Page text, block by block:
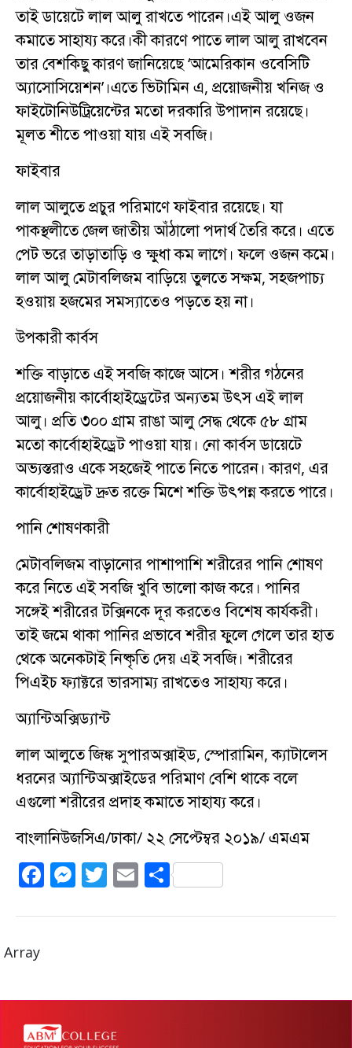
তাই ডায়েটে লাল আলু রাখতে পারেন।এই আলু ওজন
কমাতে সাহায্য করে।কী কারণে পাতে লাল আলু রাখবেন
তার বেশকিছু কারণ জানিয়েছে ‘আমেরিকান ওবেসিটি
অ্যাসোসিয়েশন’।এতে ভিটামিন এ, প্রয়োজনীয় খনিজ ও
ফাইটোনিউট্রিয়েন্টের মতো দরকারি উপাদান রয়েছে।
মূলত শীতে পাওয়া যায় এই সবজি।
ফাইবার
লাল আলুতে প্রচুর পরিমাণে ফাইবার রয়েছে। যা
পাকস্থলীতে জেল জাতীয় আঁঠালো পদার্থ তৈরি করে। এতে
পেট ভরে তাড়াতাড়ি ও ক্ষুধা কম লাগে। ফলে ওজন কমে।
লাল আলু মেটাবলিজম বাড়িয়ে তুলতে সক্ষম, সহজপাচ্য
হওয়ায় হজমের সমস্যাতেও পড়তে হয় না।
উপকারী কার্বস
শক্তি বাড়াতে এই সবজি কাজে আসে। শরীর গঠনের
প্রয়োজনীয় কার্বোহাইড্রেটের অন্যতম উৎস এই লাল
আলু। প্রতি ৩০০ গ্রাম রাঙা আলু সেদ্ধ থেকে ৫৮ গ্রাম
মতো কার্বোহাইড্রেট পাওয়া যায়। নো কার্বস ডায়েটে
অভ্যস্তরাও একে সহজেই পাতে নিতে পারেন। কারণ, এর
কার্বোহাইড্রেট দ্রুত রক্তে মিশে শক্তি উৎপন্ন করতে পারে।
পানি শোষণকারী
মেটাবলিজম বাড়ানোর পাশাপাশি শরীরের পানি শোষণ
করে নিতে এই সবজি খুবি ভালো কাজ করে। পানির
সঙ্গেই শরীরের টক্সিনকে দূর করতেও বিশেষ কার্যকরী।
তাই জমে থাকা পানির প্রভাবে শরীর ফুলে গেলে তার হাত
থেকে অনেকটাই নিষ্কৃতি দেয় এই সবজি। শরীরের
পিএইচ ফ্যাক্টরে ভারসাম্য রাখতেও সাহায্য করে।
অ্যান্টিঅক্সিড্যান্ট
লাল আলুতে জিঙ্ক সুপারঅক্সাইড, স্পোরামিন, ক্যাটালেস
ধরনের অ্যান্টিঅক্সাইডের পরিমাণ বেশি থাকে বলে
এগুলো শরীরের প্রদাহ কমাতে সাহায্য করে।
বাংলানিউজসিএ/ঢাকা/ ২২ সেপ্টেম্বর ২০১৯/ এমএম
F
c
o
o
M
ss
g
er
T
it
E
ai
S
a
Array